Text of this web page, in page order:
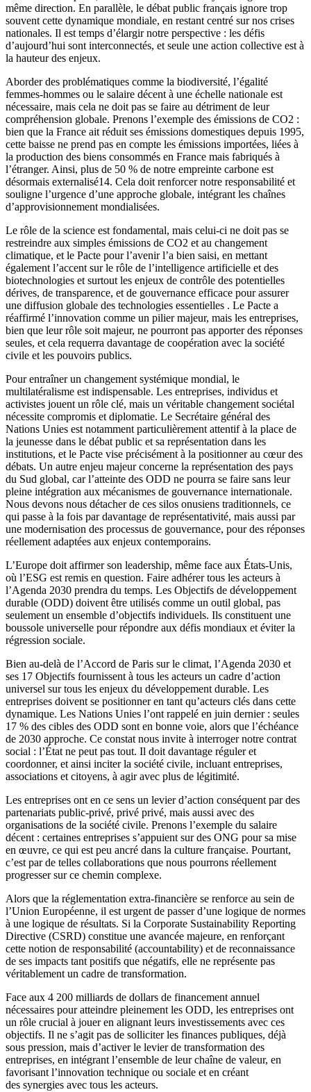
même direction. En parallèle, le débat public français ignore trop
souvent cette dynamique mondiale, en restant centré sur nos crises
nationales. Il est temps d’élargir notre perspective : les défis
d’aujourd’hui sont interconnectés, et seule une action collective est à
la hauteur des enjeux.
Aborder des problématiques comme la biodiversité, l’égalité
femmes-hommes ou le salaire décent à une échelle nationale est
nécessaire, mais cela ne doit pas se faire au détriment de leur
compréhension globale. Prenons l’exemple des émissions de CO2 :
bien que la France ait réduit ses émissions domestiques depuis 1995,
cette baisse ne prend pas en compte les émissions importées, liées à
la production des biens consommés en France mais fabriqués à
l’étranger. Ainsi, plus de 50 % de notre empreinte carbone est
désormais externalisé14. Cela doit renforcer notre responsabilité et
souligne l’urgence d’une approche globale, intégrant les chaînes
d’approvisionnement mondialisées.
Le rôle de la science est fondamental, mais celui-ci ne doit pas se
restreindre aux simples émissions de CO2 et au changement
climatique, et le Pacte pour l’avenir l’a bien saisi, en mettant
également l’accent sur le rôle de l’intelligence artificielle et des
biotechnologies et surtout les enjeux de contrôle des potentielles
dérives, de transparence, et de gouvernance efficace pour assurer
une diffusion globale des technologies essentielles . Le Pacte a
réaffirmé l’innovation comme un pilier majeur, mais les entreprises,
bien que leur rôle soit majeur, ne pourront pas apporter des réponses
seules, et cela requerra davantage de coopération avec la société
civile et les pouvoirs publics.
Pour entraîner un changement systémique mondial, le
multilatéralisme est indispensable. Les entreprises, individus et
activistes jouent un rôle clé, mais un véritable changement sociétal
nécessite compromis et diplomatie. Le Secrétaire général des
Nations Unies est notamment particulièrement attentif à la place de
la jeunesse dans le débat public et sa représentation dans les
institutions, et le Pacte vise précisément à la positionner au cœur des
débats. Un autre enjeu majeur concerne la représentation des pays
du Sud global, car l’atteinte des ODD ne pourra se faire sans leur
pleine intégration aux mécanismes de gouvernance internationale.
Nous devons nous détacher de ces silos onusiens traditionnels, ce
qui passe à la fois par davantage de représentativité, mais aussi par
une modernisation des processus de gouvernance, pour des réponses
réellement adaptées aux enjeux contemporains.
L’Europe doit affirmer son leadership, même face aux États-Unis,
où l’ESG est remis en question. Faire adhérer tous les acteurs à
l’Agenda 2030 prendra du temps. Les Objectifs de développement
durable (ODD) doivent être utilisés comme un outil global, pas
seulement un ensemble d’objectifs individuels. Ils constituent une
boussole universelle pour répondre aux défis mondiaux et éviter la
régression sociale.
Bien au-delà de l’Accord de Paris sur le climat, l’Agenda 2030 et
ses 17 Objectifs fournissent à tous les acteurs un cadre d’action
universel sur tous les enjeux du développement durable. Les
entreprises doivent se positionner en tant qu’acteurs clés dans cette
dynamique. Les Nations Unies l’ont rappelé en juin dernier : seules
17 % des cibles des ODD sont en bonne voie, alors que l’échéance
de 2030 approche. Ce constat nous invite à interroger notre contrat
social : l’État ne peut pas tout. Il doit davantage réguler et
coordonner, et ainsi inciter la société civile, incluant entreprises,
associations et citoyens, à agir avec plus de légitimité.
Les entreprises ont en ce sens un levier d’action conséquent par des
partenariats public-privé, privé privé, mais aussi avec des
organisations de la société civile. Prenons l’exemple du salaire
décent : certaines entreprises s’appuient sur des ONG pour sa mise
en œuvre, ce qui est peu ancré dans la culture française. Pourtant,
c’est par de telles collaborations que nous pourrons réellement
progresser sur ce chemin complexe.
Alors que la réglementation extra-financière se renforce au sein de
l’Union Européenne, il est urgent de passer d’une logique de normes
à une logique de résultats. Si la Corporate Sustainability Reporting
Directive (CSRD) constitue une avancée majeure, en renforçant
cette notion de responsabilité (accountability) et de reconnaissance
de ses impacts tant positifs que négatifs, elle ne représente pas
véritablement un cadre de transformation.
Face aux 4 200 milliards de dollars de financement annuel
nécessaires pour atteindre pleinement les ODD, les entreprises ont
un rôle crucial à jouer en alignant leurs investissements avec ces
objectifs. Il ne s’agit pas de solliciter les finances publiques, déjà
sous pression, mais d’activer le levier de transformation des
entreprises, en intégrant l’ensemble de leur chaîne de valeur, en
favorisant l’innovation technique ou sociale et en créant
des synergies avec tous les acteurs.